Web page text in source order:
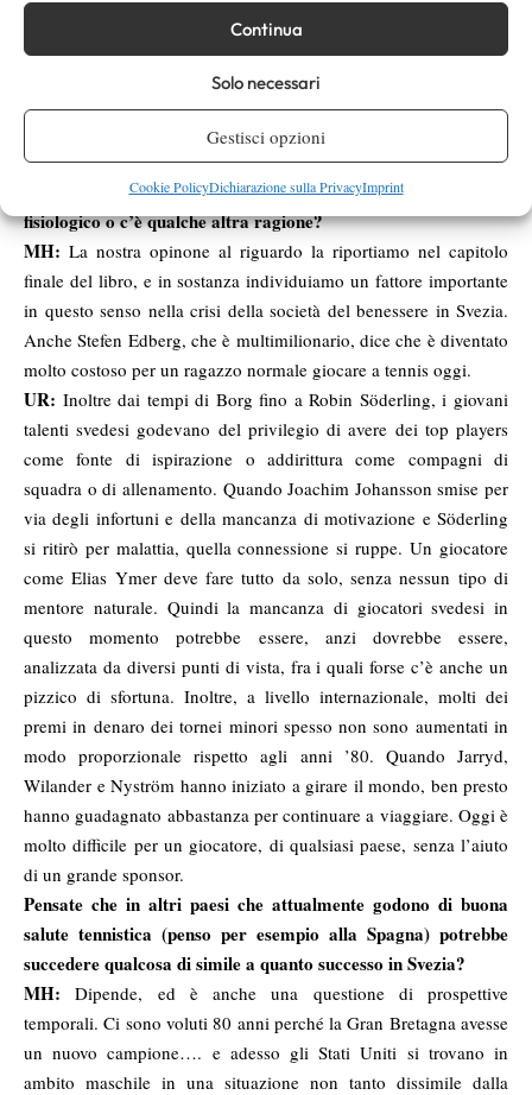
Continua
Solo necessari
Gestisci opzioni
Cookie PolicyDichiarazione sulla PrivacyImprint
parte degli svedesi erano contadini.
Per una ventina d’anni il dominio della Svezia è stato
incredibile! Ogni appassionato può citare a memoria
Sundström, Carlsson, Pernfors, Norman, Enqvist, i due
Johansson (Thomas e Joachim)… fino a Söderling… Poi
perché mai il tennis svedese è sparito? È stato un ciclo epocale
fisiologico o c’è qualche altra ragione?
MH: La nostra opinone al riguardo la riportiamo nel capitolo
finale del libro, e in sostanza individuiamo un fattore importante
in questo senso nella crisi della società del benessere in Svezia.
Anche Stefen Edberg, che è multimilionario, dice che è diventato
molto costoso per un ragazzo normale giocare a tennis oggi.
UR: Inoltre dai tempi di Borg fino a Robin Söderling, i giovani
talenti svedesi godevano del privilegio di avere dei top players
come fonte di ispirazione o addirittura come compagni di
squadra o di allenamento. Quando Joachim Johansson smise per
via degli infortuni e della mancanza di motivazione e Söderling
si ritirò per malattia, quella connessione si ruppe. Un giocatore
come Elias Ymer deve fare tutto da solo, senza nessun tipo di
mentore naturale. Quindi la mancanza di giocatori svedesi in
questo momento potrebbe essere, anzi dovrebbe essere,
analizzata da diversi punti di vista, fra i quali forse c’è anche un
pizzico di sfortuna. Inoltre, a livello internazionale, molti dei
premi in denaro dei tornei minori spesso non sono aumentati in
modo proporzionale rispetto agli anni ’80. Quando Jarryd,
Wilander e Nyström hanno iniziato a girare il mondo, ben presto
hanno guadagnato abbastanza per continuare a viaggiare. Oggi è
molto difficile per un giocatore, di qualsiasi paese, senza l’aiuto
di un grande sponsor.
Pensate che in altri paesi che attualmente godono di buona
salute tennistica (penso per esempio alla Spagna) potrebbe
succedere qualcosa di simile a quanto successo in Svezia?
MH:
Dipende, ed è anche una questione di prospettive
temporali. Ci sono voluti 80 anni perché la Gran Bretagna avesse
un nuovo campione…. e adesso gli Stati Uniti si trovano in
ambito maschile in una situazione non tanto dissimile dalla